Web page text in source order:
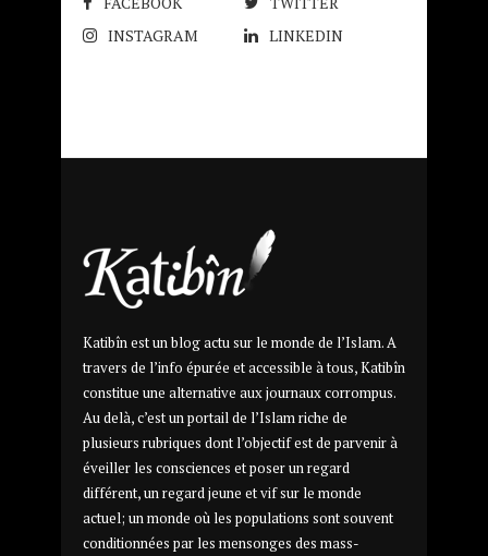
INSTAGRAM
LINKEDIN
Katibîn est un blog actu sur le monde de l’Islam. A
travers de l’info épurée et accessible à tous, Katibîn
constitue une alternative aux journaux corrompus.
Au delà, c’est un portail de l’Islam riche de
plusieurs rubriques dont l’objectif est de parvenir à
éveiller les consciences et poser un regard
différent, un regard jeune et vif sur le monde
actuel; un monde où les populations sont souvent
conditionnées par les mensonges des mass-